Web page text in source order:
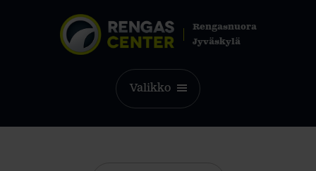
Rengasnuora
Jyväskylä
Valikko